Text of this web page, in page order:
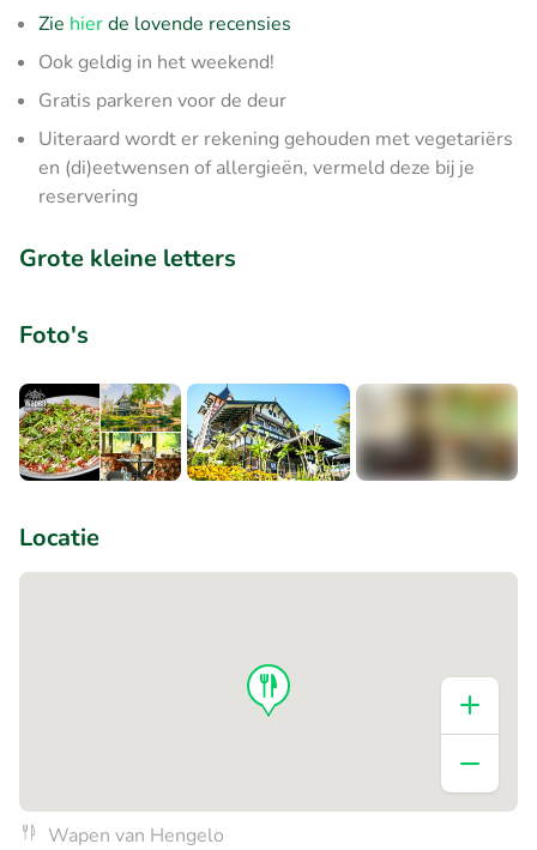
Zie hierde lovende recensies
Ook geldig in het weekend!
Gratis parkeren voor de deur
Uiteraard wordt er rekening gehouden met vegetariërs
en (di)eetwensen of allergieën, vermeld deze bij je
reservering
Grote kleine letters
Foto's
Locatie
Wapen van Hengelo